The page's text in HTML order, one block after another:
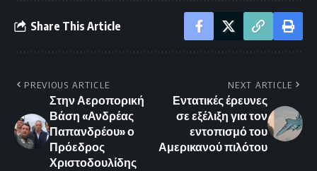
Share This Article
PREVIOUS ARTICLE
Στην Αεροπορική
Βάση «Ανδρέας
Παπανδρέου» ο
Πρόεδρος
Χριστοδουλίδης
NEXT ARTICLE
Εντατικές έρευνες
σε εξέλιξη για τον
εντοπισμό του
Αμερικανού πιλότου